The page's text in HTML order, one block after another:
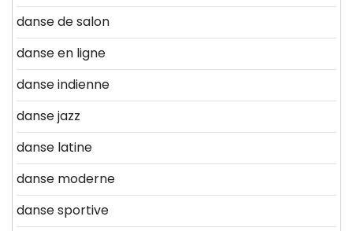
danse de salon
danse en ligne
danse indienne
danse jazz
danse latine
danse moderne
danse sportive